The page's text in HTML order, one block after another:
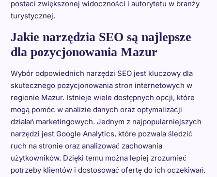
postaci zwiększonej widoczności i autorytetu w branży
turystycznej.
Jakie narzędzia SEO są najlepsze
dla pozycjonowania Mazur
Wybór odpowiednich narzędzi SEO jest kluczowy dla
skutecznego pozycjonowania stron internetowych w
regionie Mazur. Istnieje wiele dostępnych opcji, które
mogą pomóc w analizie danych oraz optymalizacji
działań marketingowych. Jednym z najpopularniejszych
narzędzi jest Google Analytics, które pozwala śledzić
ruch na stronie oraz analizować zachowania
użytkowników. Dzięki temu można lepiej zrozumieć
potrzeby klientów i dostosować ofertę do ich oczekiwań.